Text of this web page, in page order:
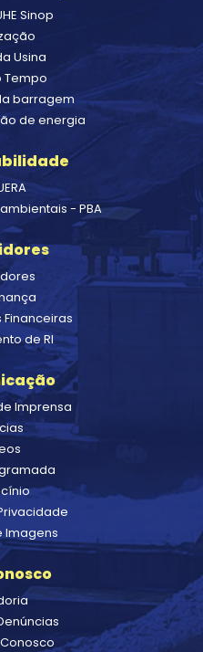
Sinop
Usina
Tempo
barragem
de energia
- PBA
de RI
Imprensa
Imagens